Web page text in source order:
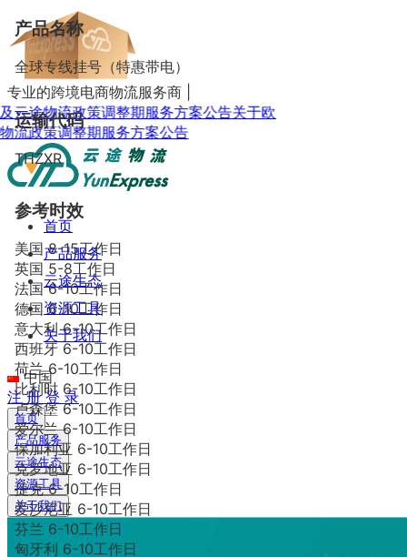
专业的跨境电商物流服务商
政策调整期服务方案公告关于欧
整期服务方案公告
首页
产品服务
云途生态
资源工具
关于我们
中国
注 册登 录
首页
产品服务
云途生态
资源工具
关于我们
产品名称
全球专线挂号（特惠带电）
运输代码
THZXR
参考时效
美国 8-15工作日
英国 5-8工作日
法国 6-10工作日
德国 6-10工作日
意大利 6-10工作日
西班牙 6-10工作日
荷兰 6-10工作日
比利时 6-10工作日
卢森堡 6-10工作日
爱尔兰 6-10工作日
保加利亚 6-10工作日
克罗地亚 6-10工作日
捷克 6-10工作日
爱沙尼亚 6-10工作日
芬兰 6-10工作日
匈牙利 6-10工作日